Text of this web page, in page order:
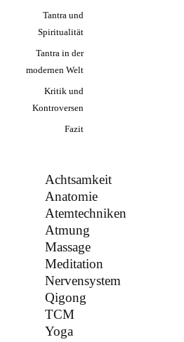
Tantra und
Spiritualität
Tantra in der
modernen Welt
Kritik und
Kontroversen
Fazit
Achtsamkeit
Anatomie
Atemtechniken
Atmung
Massage
Meditation
Nervensystem
Qigong
TCM
Yoga